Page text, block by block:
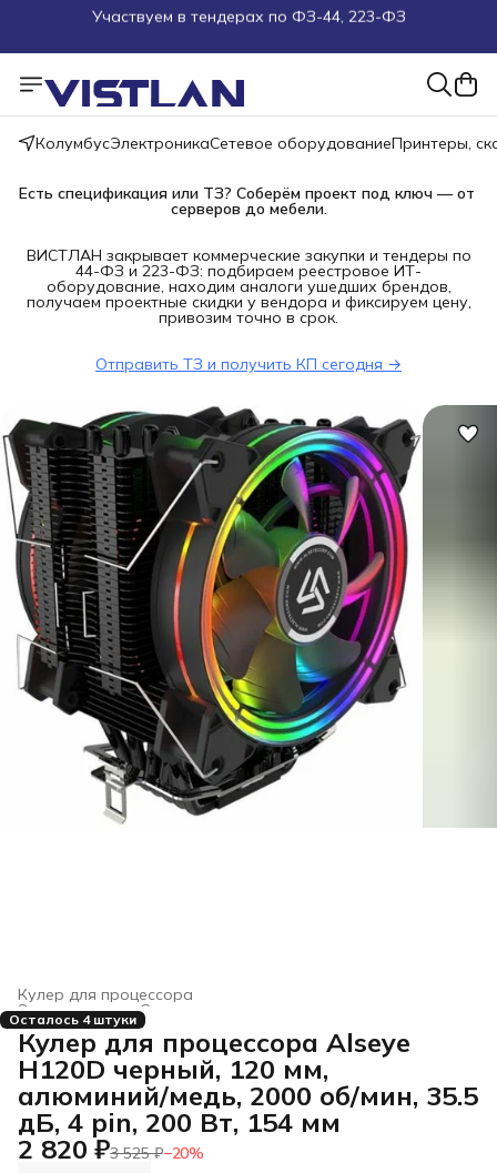
Пуско-наладочные работы
Пришлите запрос на e-mail или в чат
Более 100 000 позиций в наличии и под заказ
КолумбусЭлектроникаСетевое оборудованиеПринтеры,
Есть спецификация или ТЗ? Соберём проект под ключ — от
серверов до мебели.
ВИСТЛАН закрывает коммерческие закупки и тендеры по
44-ФЗ и 223-ФЗ: подбираем реестровое ИТ-
оборудование, находим аналоги ушедших брендов,
получаем проектные скидки у вендора и фиксируем цену,
привозим точно в срок.
Отправить ТЗ и получить КП сегодня →
Кулер для процессора
Системы охлаждения для компьютеров
Электроника ›
Главная ›
Осталось 4 штуки
Кулер для процессора Alseye
H120D черный, 120 мм,
алюминий/медь, 2000 об/мин, 35.5
дБ, 4 pin, 200 Вт, 154 мм
2 820 ₽3 525 ₽−20%